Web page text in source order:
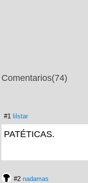
Comentarios(74)
#1 lilstar
PATÉTICAS.
#2 nadamas